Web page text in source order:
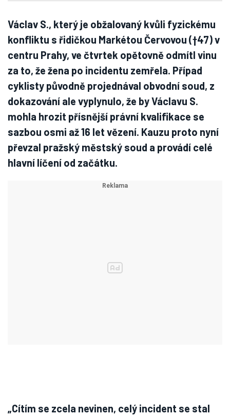
Václav S., který je obžalovaný kvůli fyzickému
konfliktu s řidičkou Markétou Červovou (†47) v
centru Prahy, ve čtvrtek opětovně odmítl vinu
za to, že žena po incidentu zemřela. Případ
cyklisty původně projednával obvodní soud, z
dokazování ale vyplynulo, že by Václavu S.
mohla hrozit přísnější právní kvalifikace se
sazbou osmi až 16 let vězení. Kauzu proto nyní
převzal pražský městský soud a provádí celé
hlavní líčení od začátku.
„Cítím se zcela nevinen, celý incident se stal